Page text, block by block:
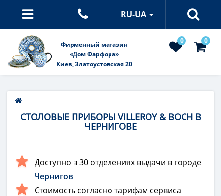
RU-UA
Фирменный магазин
«Дом Фарфора»
Киев, Златоустовская 20
0 0
СТОЛОВЫЕ ПРИБОРЫ VILLEROY & BOCH В
ЧЕРНИГОВЕ
Доступно в 30 отделениях выдачи в городе
Чернигов
Стоимость согласно тарифам сервиса